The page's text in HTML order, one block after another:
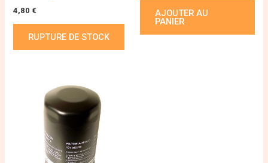
4,80 €
RUPTURE DE STOCK
AJOUTER AU
PANIER